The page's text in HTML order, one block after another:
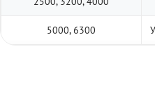
5000, 6300